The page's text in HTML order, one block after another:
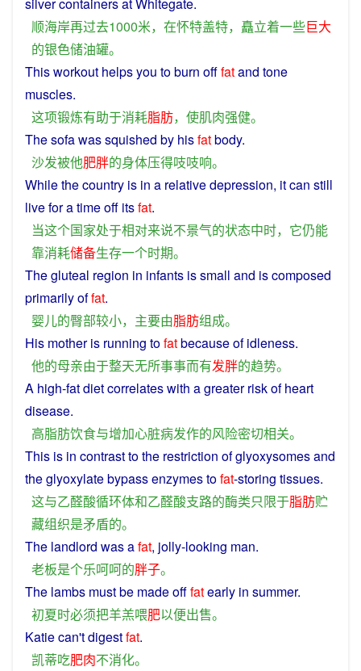
顺海岸再过去1000米， 在怀特盖特， 矗立着一些巨大
的银色储油罐。
Thisworkout helpsyou toburn offfatand tone
muscles.
这项锻炼有助于消耗脂肪， 使肌肉强健。
Thesofawassquished by hisfatbody.
沙发被他肥胖的身体压得吱吱响。
Whilethecountry is in a relativedepression, itcan still
liveforatimeoff itsfat.
当这个国家处于相对来说不景气的状态中时， 它仍能
靠消耗储备生存一个时期。
Thegluteal region in infants issmall and iscomposed
primarilyoffat.
婴儿的臀部较小， 主要由脂肪组成。
His mother is running tofatbecauseof idleness.
他的母亲由于整天无所事事而有发胖的趋势。
A high-fatdietcorrelateswith agreater riskofheart
disease.
高脂肪饮食与增加心脏病发作的风险密切相关。
This is in contrasttothe restriction ofglyoxysomesand
the glyoxylate bypassenzymestofat-storing tissues.
这与乙醛酸循环体和乙醛酸支路的酶类只限于脂肪贮
藏组织是矛盾的。
The landlord wasafat, jolly-looking man.
老板是个乐呵呵的胖子。
The lambs mustbe madeofffatearly in summer.
初夏时必须把羊羔喂肥以便出售。
Katiecan'tdigestfat.
凯蒂吃肥肉不消化。